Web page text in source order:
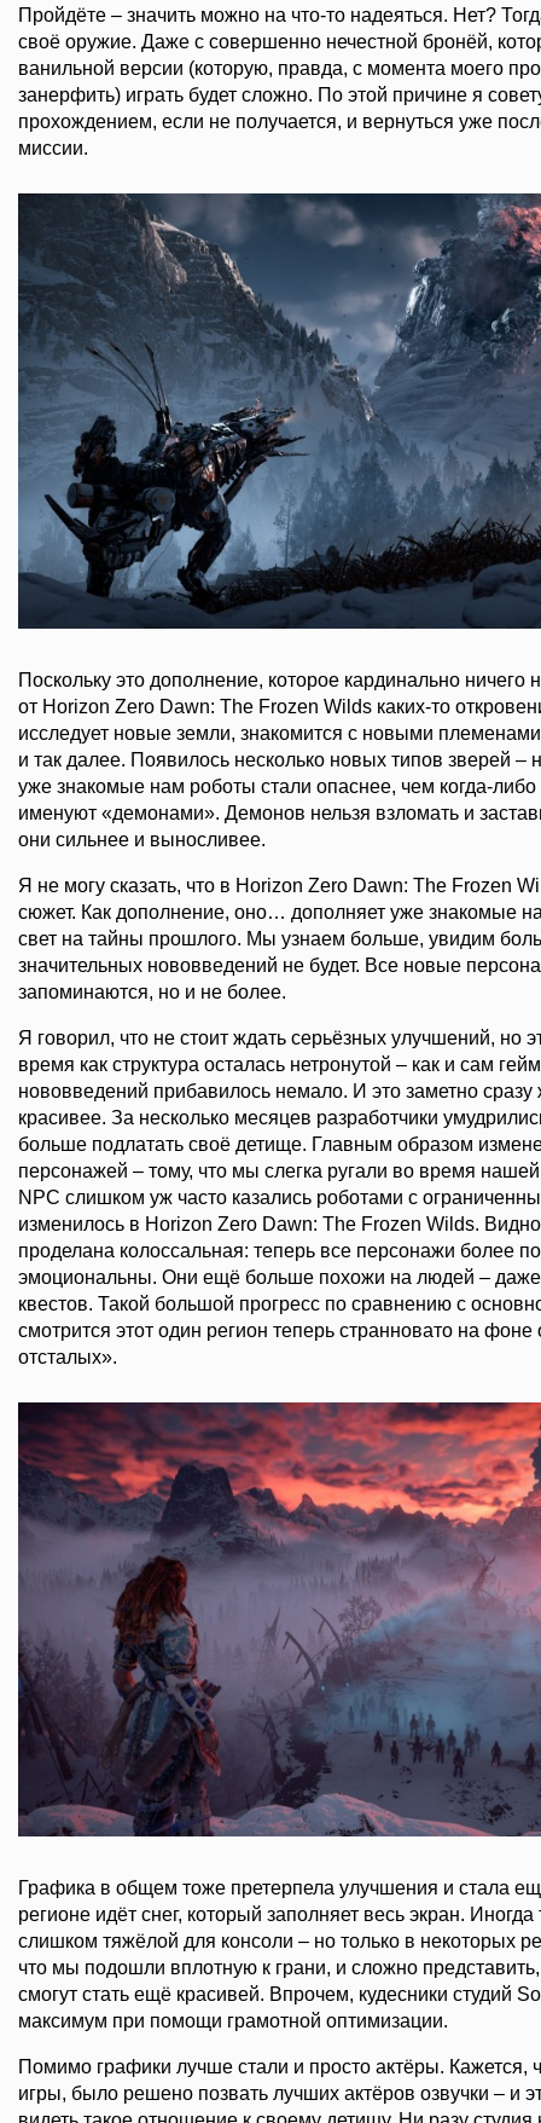
Пройдёте – значить можно на что-то надеяться. Нет?
своё оружие. Даже с совершенно нечестной бронёй,
ванильной версии (которую, правда, с момента моего
занерфить) играть будет сложно. По этой причине я
прохождением, если не получается, и вернуться уже
миссии.
Поскольку это дополнение, которое кардинально ничего
от Horizon Zero Dawn: The Frozen Wilds каких-то
исследует новые земли, знакомится с новыми
и так далее. Появилось несколько новых типов зверей –
уже знакомые нам роботы стали опаснее, чем когда-
именуют «демонами». Демонов нельзя взломать и
они сильнее и выносливее.
Я не могу сказать, что в Horizon Zero Dawn: The Frozen
сюжет. Как дополнение, оно… дополняет уже знакомые
свет на тайны прошлого. Мы узнаем больше, увидим
значительных нововведений не будет. Все новые
запоминаются, но и не более.
Я говорил, что не стоит ждать серьёзных улучшений, но
время как структура осталась нетронутой – как и сам
нововведений прибавилось немало. И это заметно
красивее. За несколько месяцев разработчики
больше подлатать своё детище. Главным образом
персонажей – тому, что мы слегка ругали во время
NPC слишком уж часто казались роботами с
изменилось в Horizon Zero Dawn: The Frozen Wilds.
проделана колоссальная: теперь все персонажи более
эмоциональны. Они ещё больше похожи на людей –
квестов. Такой большой прогресс по сравнению с
смотрится этот один регион теперь странновато на
отсталых».
Графика в общем тоже претерпела улучшения и стала
регионе идёт снег, который заполняет весь экран.
слишком тяжёлой для консоли – но только в некоторых
что мы подошли вплотную к грани, и сложно
смогут стать ещё красивей. Впрочем, кудесники студий
максимум при помощи грамотной оптимизации.
Помимо графики лучше стали и просто актёры. Кажется,
игры, было решено позвать лучших актёров озвучки – и